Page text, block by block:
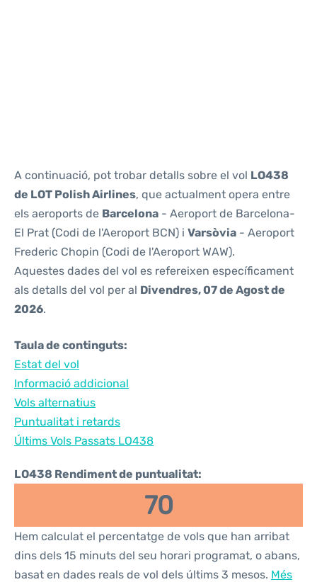
A continuació, pot trobar detalls sobre el vol LO438
de LOT Polish Airlines, que actualment opera entre
els aeroports de Barcelona - Aeroport de Barcelona-
El Prat (Codi de l'Aeroport BCN) i Varsòvia - Aeroport
Frederic Chopin (Codi de l'Aeroport WAW).
Aquestes dades del vol es refereixen específicament
als detalls del vol per al Divendres, 07 de Agost de
2026.
Taula de continguts:
Estat del vol
Informació addicional
Vols alternatius
Puntualitat i retards
Últims Vols Passats LO438
LO438 Rendiment de puntualitat:
70
Hem calculat el percentatge de vols que han arribat
dins dels 15 minuts del seu horari programat, o abans,
basat en dades reals de vol dels últims 3 mesos. Més